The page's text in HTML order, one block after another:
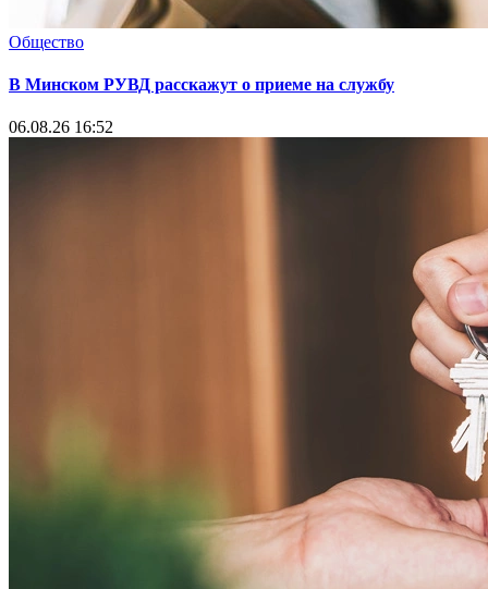
Общество
В Минском РУВД расскажут о приеме на службу
06.08.26 16:52